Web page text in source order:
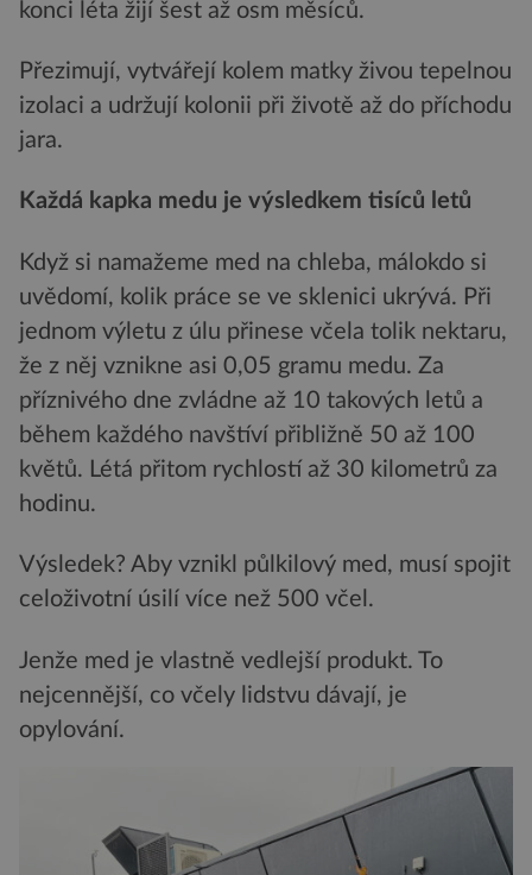
konci léta žijí šest až osm měsíců.
Přezimují, vytvářejí kolem matky živou tepelnou
izolaci a udržují kolonii při životě až do příchodu
jara.
Každá kapka medu je výsledkem tisíců letů
Když si namažeme med na chleba, málokdo si
uvědomí, kolik práce se ve sklenici ukrývá. Při
jednom výletu z úlu přinese včela tolik nektaru,
že z něj vznikne asi 0,05 gramu medu. Za
příznivého dne zvládne až 10 takových letů a
během každého navštíví přibližně 50 až 100
květů. Létá přitom rychlostí až 30 kilometrů za
hodinu.
Výsledek? Aby vznikl půlkilový med, musí spojit
celoživotní úsilí více než 500 včel.
Jenže med je vlastně vedlejší produkt. To
nejcennější, co včely lidstvu dávají, je
opylování.